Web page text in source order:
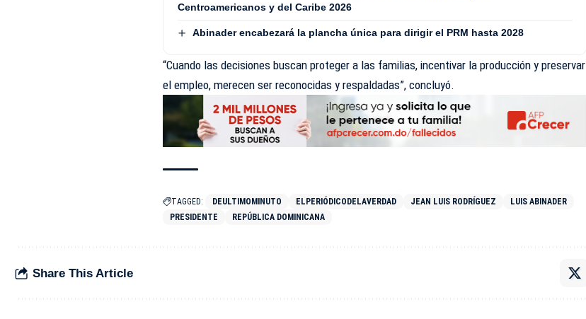
Centroamericanos y del Caribe 2026
Abinader encabezará la plancha única para dirigir el PRM hasta 2028
“Cuando las decisiones buscan proteger a las familias, incentivar la producción y preservar
el empleo, merecen ser reconocidas y respaldadas”, concluyó.
TAGGED: DEULTIMOMINUTO ELPERIÓDICODELAVERDAD JEAN LUIS RODRÍGUEZ
LUIS ABINADER
PRESIDENTE
REPÚBLICA DOMINICANA
Share This Article